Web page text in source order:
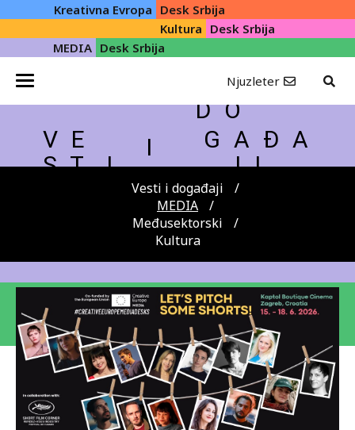
Kreativna Evropa Desk Srbija
Kultura Desk Srbija
MEDIA Desk Srbija
Njuzleter
D O
V E
I
G A Đ A
S T
I J I
Vesti i događaji
MEDIA
Međusektorski
Kultura